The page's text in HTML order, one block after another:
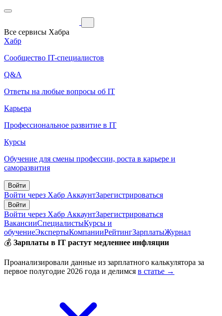
Все сервисы Хабра
Хабр
Сообщество IT-специалистов
Q&A
Ответы на любые вопросы об IT
Карьера
Профессиональное развитие в IT
Курсы
Обучение для смены профессии, роста в карьере и
саморазвития
Войти
Войти через Хабр АккаунтЗарегистрироваться
Войти
Войти через Хабр АккаунтЗарегистрироваться
ВакансииСпециалистыКурсы и
обучениеЭкспертыКомпанииРейтингЗарплатыЖурнал
💰 Зарплаты в IT растут медленнее инфляции
Проанализировали данные из зарплатного калькулятора за
первое полугодие 2026 года и делимся в статье →